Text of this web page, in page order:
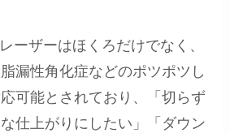
ーザーはほくろだけでなく、
漏性角化症などのポツポツし
可能とされており、「切らず
仕上がりにしたい」「ダウン